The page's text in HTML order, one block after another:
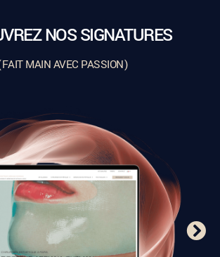
MAIN AVEC PASSION)
NOS SIGNATURES